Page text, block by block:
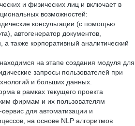
и физических лиц и включает в
возможностей:
консультации (с помощью
автогенератор документов,
а также корпоративный аналитический
на этапе создания модуля для
запросы пользователей при
и больших данных.
в рамках текущего проекта
фирмам и их пользователям
для автоматизации и
на основе NLP алгоритмов